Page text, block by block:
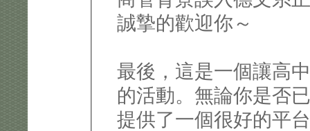
誠摯的歡迎你～
最後，這是一個讓高
的活動。無論你是否
提供了一個很好的平